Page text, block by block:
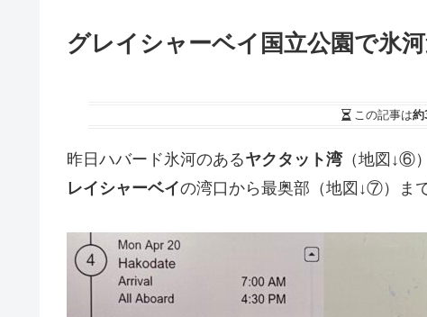
グレイシャーベイ国立公園で氷
この記事は約
昨日ハバード氷河のあるヤクタット湾（地図↓⑥
レイシャーベイの湾口から最奥部（地図↓⑦）ま